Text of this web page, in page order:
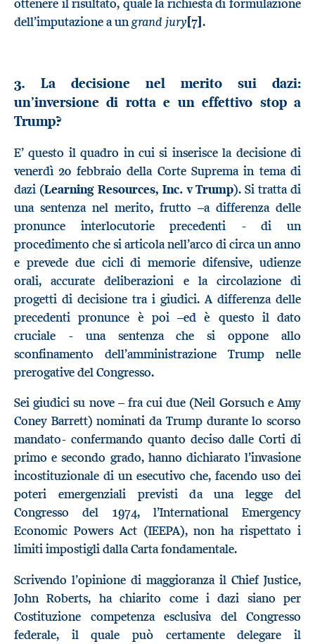
ottenere il risultato, quale la richiesta di formulazione
dell’imputazione a ungrand jury[7].
3. La decisione nel merito sui dazi:
un’inversione di rotta e un effettivo stop a
Trump?
E’ questo il quadro in cui si inserisce la decisione di
venerdì 20 febbraio della Corte Suprema in tema di
dazi (Learning Resources, Inc. v Trump). Si tratta di
una sentenza nel merito, frutto –a differenza delle
pronunce interlocutorie precedenti - di un
procedimento che si articola nell’arco di circa un anno
e prevede due cicli di memorie difensive, udienze
orali, accurate deliberazioni e la circolazione di
progetti di decisione tra i giudici. A differenza delle
precedenti pronunce è poi –ed è questo il dato
cruciale - una sentenza che si oppone allo
sconfinamento dell’amministrazione Trump nelle
prerogative del Congresso.
Sei giudici su nove – fra cui due (Neil Gorsuch e Amy
Coney Barrett) nominati da Trump durante lo scorso
mandato- confermando quanto deciso dalle Corti di
primo e secondo grado, hanno dichiarato l’invasione
incostituzionale di un esecutivo che, facendo uso dei
poteri emergenziali previsti da una legge del
Congresso del 1974, l’International Emergency
Economic Powers Act (IEEPA), non ha rispettato i
limiti impostigli dalla Carta fondamentale.
Scrivendo l’opinione di maggioranza il Chief Justice,
John Roberts, ha chiarito come i dazi siano per
Costituzione competenza esclusiva del Congresso
federale, il quale può certamente delegare il